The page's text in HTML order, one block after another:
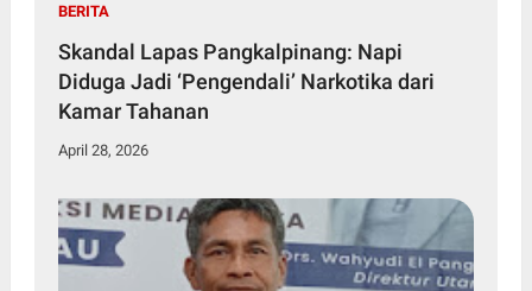
BERITA
Skandal Lapas Pangkalpinang: Napi
Diduga Jadi ‘Pengendali’ Narkotika dari
Kamar Tahanan
April 28, 2026